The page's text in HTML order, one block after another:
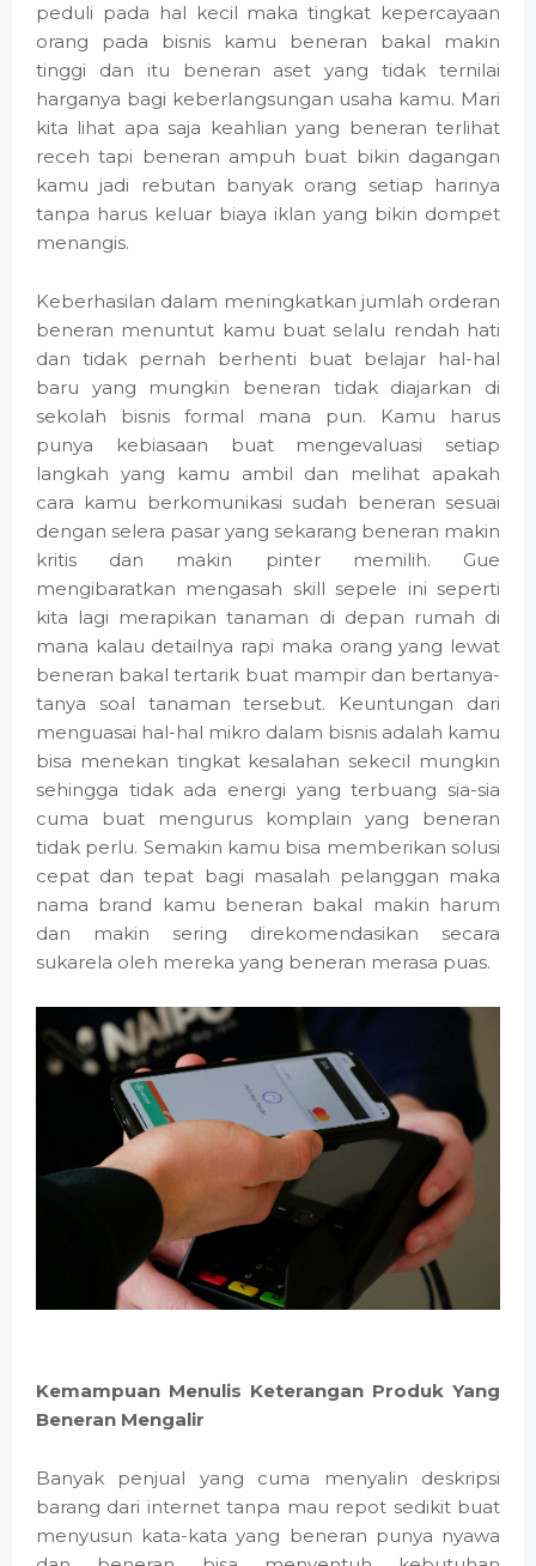
peduli pada hal kecil maka tingkat kepercayaan
orang pada bisnis kamu beneran bakal makin
tinggi dan itu beneran aset yang tidak ternilai
harganya bagi keberlangsungan usaha kamu. Mari
kita lihat apa saja keahlian yang beneran terlihat
receh tapi beneran ampuh buat bikin dagangan
kamu jadi rebutan banyak orang setiap harinya
tanpa harus keluar biaya iklan yang bikin dompet
menangis.
Keberhasilan dalam meningkatkan jumlah orderan
beneran menuntut kamu buat selalu rendah hati
dan tidak pernah berhenti buat belajar hal-hal
baru yang mungkin beneran tidak diajarkan di
sekolah bisnis formal mana pun. Kamu harus
punya kebiasaan buat mengevaluasi setiap
langkah yang kamu ambil dan melihat apakah
cara kamu berkomunikasi sudah beneran sesuai
dengan selera pasar yang sekarang beneran makin
kritis dan makin pinter memilih. Gue
mengibaratkan mengasah skill sepele ini seperti
kita lagi merapikan tanaman di depan rumah di
mana kalau detailnya rapi maka orang yang lewat
beneran bakal tertarik buat mampir dan bertanya-
tanya soal tanaman tersebut. Keuntungan dari
menguasai hal-hal mikro dalam bisnis adalah kamu
bisa menekan tingkat kesalahan sekecil mungkin
sehingga tidak ada energi yang terbuang sia-sia
cuma buat mengurus komplain yang beneran
tidak perlu. Semakin kamu bisa memberikan solusi
cepat dan tepat bagi masalah pelanggan maka
nama brand kamu beneran bakal makin harum
dan makin sering direkomendasikan secara
sukarela oleh mereka yang beneran merasa puas.
Kemampuan Menulis Keterangan Produk Yang
Beneran Mengalir
Banyak penjual yang cuma menyalin deskripsi
barang dari internet tanpa mau repot sedikit buat
menyusun kata-kata yang beneran punya nyawa